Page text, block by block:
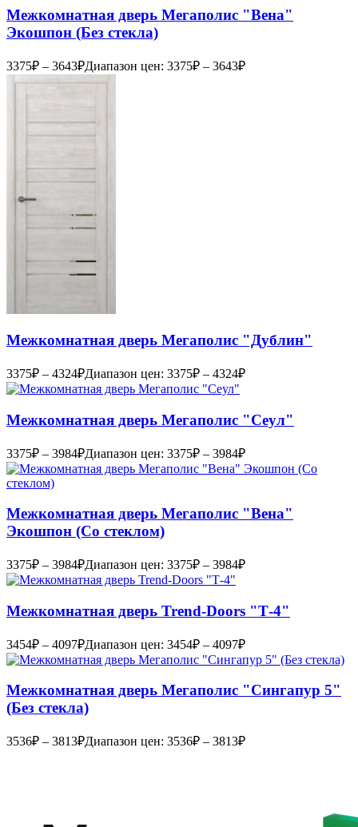
Межкомнатная дверь Мегаполис "Вена"
Экошпон (Без стекла)
3375₽ – 3643₽Диапазон цен: 3375₽ – 3643₽
Межкомнатная дверь Мегаполис "Дублин"
3375₽ – 4324₽Диапазон цен: 3375₽ – 4324₽
Межкомнатная дверь Мегаполис "Сеул"
3375₽ – 3984₽Диапазон цен: 3375₽ – 3984₽
Межкомнатная дверь Мегаполис "Вена"
Экошпон (Со стеклом)
3375₽ – 3984₽Диапазон цен: 3375₽ – 3984₽
Межкомнатная дверь Trend-Doоrs "Т-4"
3454₽ – 4097₽Диапазон цен: 3454₽ – 4097₽
Межкомнатная дверь Мегаполис "Сингапур 5"
(Без стекла)
3536₽ – 3813₽Диапазон цен: 3536₽ – 3813₽